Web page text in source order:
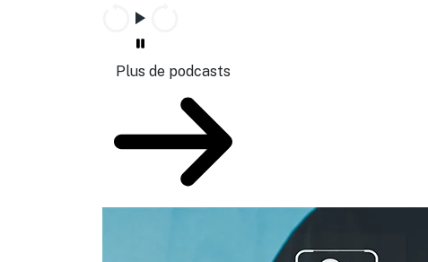
Plus de podcasts